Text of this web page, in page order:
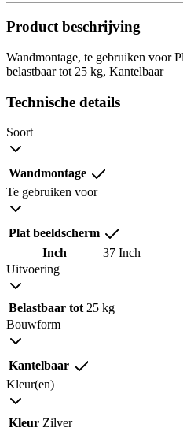
Product beschrijving
Wandmontage, te gebruiken voor
belastbaar tot 25 kg, Kantelbaar
Technische details
Soort
Wandmontage
Te gebruiken voor
Plat beeldscherm
Inch
37 Inch
Uitvoering
Belastbaar tot 25 kg
Bouwform
Kantelbaar
Kleur(en)
Kleur Zilver